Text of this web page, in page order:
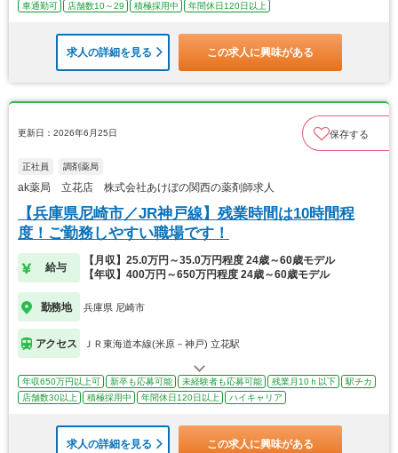
車通勤可
店舗数10～29 積極採用中 年間休日120日以上
求人の詳細を見る この求人に興味がある
更新日：2026年6月25日 保存する
正社員 調剤薬局
ak薬局 立花店 株式会社あけぼの関西の薬剤師求人
【兵庫県尼崎市／JR神戸線】残業時間は10時間程
度！ご勤務しやすい職場です！
給与
【月収】25.0万円～35.0万円程度 24歳～60歳モデル
【年収】400万円～650万円程度 24歳～60歳モデル
勤務地 兵庫県 尼崎市
アクセス ＪＲ東海道本線(米原－神戸) 立花駅
年収650万円以上可 新卒も応募可能 未経験者も応募可能 残業月10ｈ以下
駅チカ
店舗数30以上
積極採用中 年間休日120日以上 ハイキャリア
求人の詳細を見る この求人に興味がある